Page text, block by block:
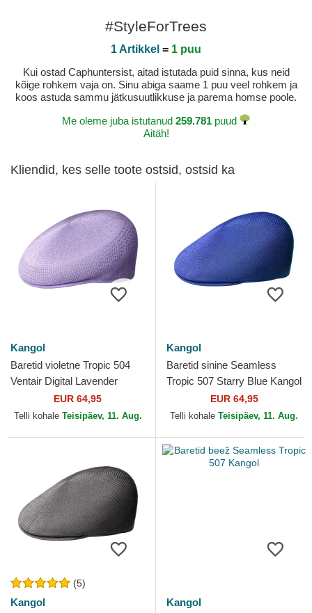
#StyleForTrees
1 Artikkel = 1 puu
Kui ostad Caphuntersist, aitad istutada puid sinna, kus neid
kõige rohkem vaja on. Sinu abiga saame 1 puu veel rohkem ja
koos astuda sammu jätkusuutlikkuse ja parema homse poole.
Me oleme juba istutanud 259.781 puud
Aitäh!
Kliendid, kes selle toote ostsid, ostsid ka
Kangol
Baretid violetne Tropic 504
Ventair Digital Lavender
EUR 64,95
Telli kohale Teisipäev, 11. Aug.
Kangol
Baretid sinine Seamless
Tropic 507 Starry Blue Kangol
EUR 64,95
Telli kohale Teisipäev, 11. Aug.
(5)
Kangol Kangol